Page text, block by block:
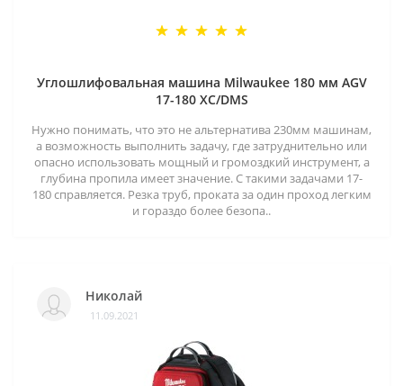
Углошлифовальная машина Milwaukee 180 мм AGV
17-180 XC/DMS
Нужно понимать, что это не альтернатива 230мм машинам,
а возможность выполнить задачу, где затруднительно или
опасно использовать мощный и громоздкий инструмент, а
глубина пропила имеет значение. С такими задачами 17-
180 справляется. Резка труб, проката за один проход легким
и гораздо более безопа..
Николай
11.09.2021